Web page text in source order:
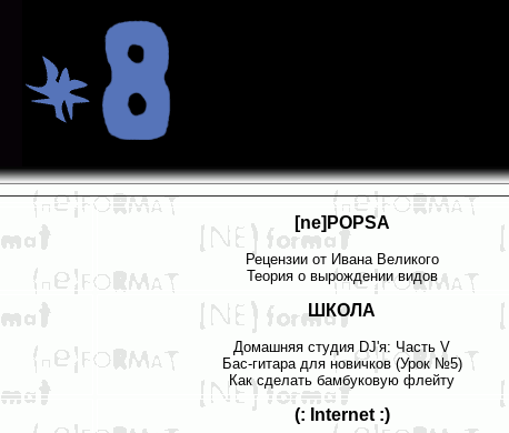
[ne]POPSA
Рецензии от Ивана Великого
Теория о вырождении видов
ШКОЛА
Домашняя студия DJ'я: Часть V
Бас-гитара для новичков (Урок №5)
Как сделать бамбуковую флейту
(: Internet :)